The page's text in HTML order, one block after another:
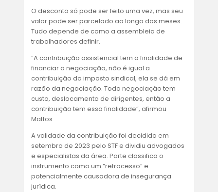
O desconto só pode ser feito uma vez, mas seu
valor pode ser parcelado ao longo dos meses.
Tudo depende de como a assembleia de
trabalhadores definir.
“A contribuição assistencial tem a finalidade de
financiar a negociação, não é igual a
contribuição do imposto sindical, ela se dá em
razão da negociação. Toda negociação tem
custo, deslocamento de dirigentes, então a
contribuição tem essa finalidade”, afirmou
Mattos.
A validade da contribuição foi decidida em
setembro de 2023 pelo STF e dividiu advogados
e especialistas da área. Parte classifica o
instrumento como um “retrocesso” e
potencialmente causadora de insegurança
jurídica.